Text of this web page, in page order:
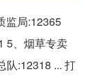
监局:12365
5、烟草专卖
队:12318 ... 打